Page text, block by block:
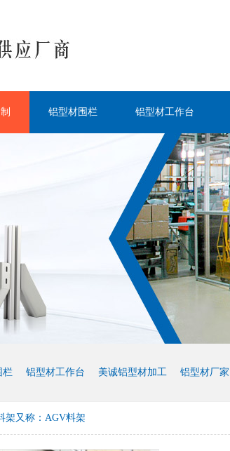
铝型材围栏 铝型材工作台
栏 铝型材工作台 美诚铝型材加工 铝型材厂家
架又称：AGV料架